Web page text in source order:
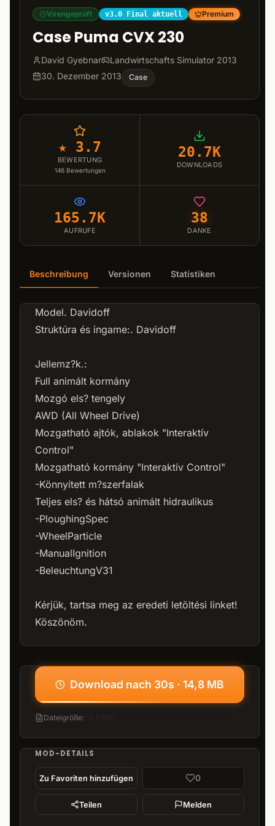
Virengeprüft v3.0 Final aktuell Premium
Case Puma CVX 230
David Gyebnar
Landwirtschafts Simulator 2013
30. Dezember 2013
Case
★ 3.7
BEWERTUNG
146 Bewertungen
20.7K
DOWNLOADS
165.7K
AUFRUFE
38
DANKE
Beschreibung Versionen Statistiken
Model. Davidoff
Struktúra és ingame:. Davidoff
Jellemz?k.:
Full animált kormány
Mozgó els? tengely
AWD (All Wheel Drive)
Mozgatható ajtók, ablakok "Interaktív
Control"
Mozgatható kormány "Interaktív Control"
-Könnyített m?szerfalak
Teljes els? és hátsó animált hidraulikus
-PloughingSpec
-WheelParticle
-ManualIgnition
-BeleuchtungV31
Kérjük, tartsa meg az eredeti letöltési linket!
Köszönöm.
Download nach 30s · 14,8 MB
Dateigröße:
MOD-DETAILS
Zu Favoriten hinzufügen 0
Teilen Melden